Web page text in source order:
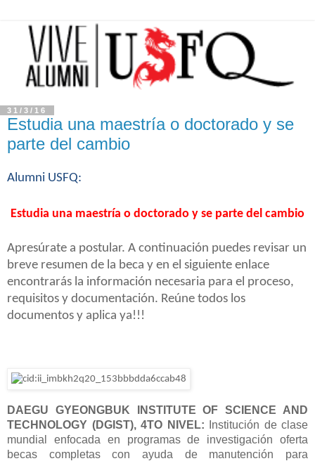
31/3/16
Estudia una maestría o doctorado y se
parte del cambio
Alumni USFQ:
Estudia una maestría o doctorado y se parte del cambio
Apresúrate a postular. A continuación puedes revisar un
breve resumen de la beca y en el siguiente enlace
encontrarás la información necesaria para el proceso,
requisitos y documentación. Reúne todos los
documentos y aplica ya!!!
DAEGU GYEONGBUK INSTITUTE OF SCIENCE AND
TECHNOLOGY (DGIST), 4TO NIVEL:
Institución de clase
mundial enfocada en programas de investigación oferta
becas completas con ayuda de manutención para